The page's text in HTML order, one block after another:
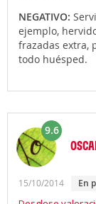
NEGATIVO:
ejemplo,
frazadas extra,
todo huésped.
9.6
15/10/2014 en